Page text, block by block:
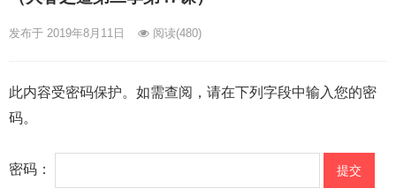
发布于 2019年8月11日 阅读(480)
此内容受密码保护。如需查阅，请在下列字段中输入您的密
码。
密码：